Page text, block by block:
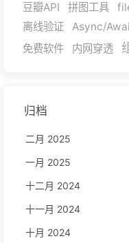
豆瓣API
拼图工具
离线验证
Async/
免费软件
内网穿透
归档
二月 2025
一月 2025
十二月 2024
十一月 2024
十月 2024